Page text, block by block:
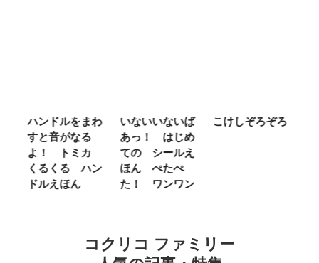
ハンドルをまわ
すと音がなる
よ！ トミカ
くるくる ハン
ドルえほん
いないいないば
あっ！ はじめ
ての シールえ
ほん ぺたぺ
た！ ワンワン
こけしぞろぞろ
コクリコ ファミリー